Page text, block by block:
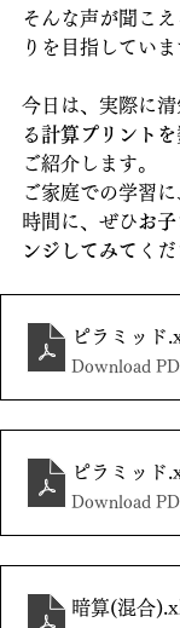
そんな声が聞こ
りを目指していま
今日は、実際に
る計算プリントを
ご紹介します。
ご家庭での学習
時間に、ぜひお
ンジしてみて くだ
ピラミッド
Download
ピラミッド
Download
暗算(混合